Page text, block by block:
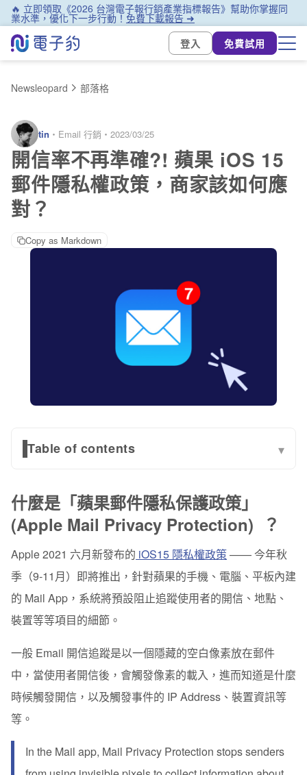
🔥 立即領取《2026 台灣電子報行銷產業指標報告》幫助你掌握同
業水準，優化下一步行動！免費下載報告 ➜
登入
免費試用
Newsleopard 部落格
tin ・ Email 行銷 ・ 2023/03/25
開信率不再準確?! 蘋果 iOS 15
郵件隱私權政策，商家該如何應
對？
Copy as Markdown
Table of contents ▾
Protection) ？
實際的影響會是什麼？
怎麼應對這次的改變？
什麼是「蘋果郵件隱私保護政策」
(Apple Mail Privacy Protection) ？
Apple 2021 六月新發布的 iOS15 隱私權政策—— 今年秋
季（9-11月）即將推出，針對蘋果的手機、電腦、平板內建
的 Mail App，系統將預設阻止追蹤使用者的開信、地點、
裝置等等項目的細節 。
一般 Email 開信追蹤是以一個隱藏的空白像素放在郵件
中，當使用者開信後，會觸發像素的載入，進而知道是什麼
時候觸發開信，以及觸發事件的 IP Address、裝置資訊等
等。
In the Mail app, Mail Privacy Protection stops senders